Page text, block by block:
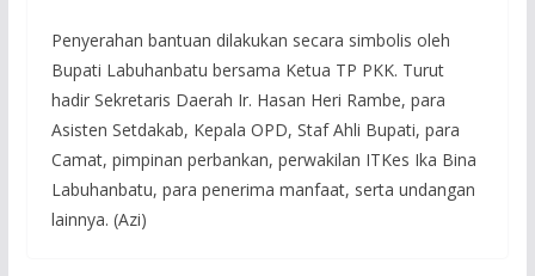
Penyerahan bantuan dilakukan secara simbolis oleh
Bupati Labuhanbatu bersama Ketua TP PKK. Turut
hadir Sekretaris Daerah Ir. Hasan Heri Rambe, para
Asisten Setdakab, Kepala OPD, Staf Ahli Bupati, para
Camat, pimpinan perbankan, perwakilan ITKes Ika Bina
Labuhanbatu, para penerima manfaat, serta undangan
lainnya. (Azi)